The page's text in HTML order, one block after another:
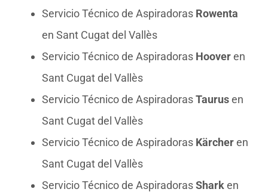
Servicio Técnico de Aspiradoras Rowenta
en Sant Cugat del Vallès
Servicio Técnico de Aspiradoras Hooveren
Sant Cugat del Vallès
Servicio Técnico de AspiradorasTaurusen
Sant Cugat del Vallès
Servicio Técnico de Aspiradoras Kärcheren
Sant Cugat del Vallès
Servicio Técnico de AspiradorasSharken